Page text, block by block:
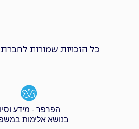
כל הזכויות שמורות
הפרפר - מידע
בנושא אלימות